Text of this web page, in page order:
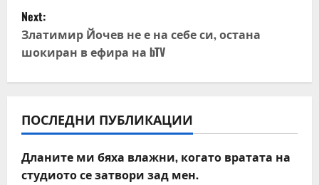
t
n
a
v
i
g
Next:
Златимир Йочев не е на себе си, остана
шокиран в ефира на bTV
ПОСЛЕДНИ ПУБЛИКАЦИИ
Дланите ми бяха влажни, когато вратата на
студиото се затвори зад мен.